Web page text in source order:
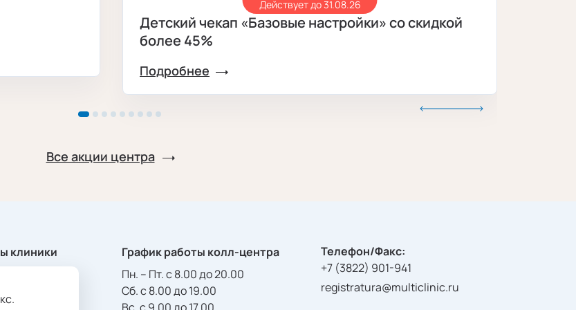
Детский чекап «Базовые настройки» со скидкой
более 45%
Подробнее
Действует до 31.08.26
Все акции центра
клиники
График работы колл-центра
Пн. – Пт. с 8.00 до 20.00
Сб. с 8.00 до 19.00
Телефон/Факс:
+7 (3822) 901-941
registratura@multiclinic.ru